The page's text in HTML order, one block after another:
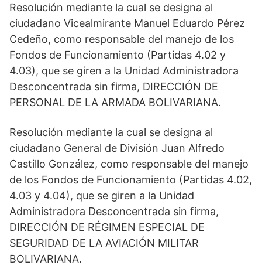
Resolución mediante la cual se designa al
ciudadano Vicealmirante Manuel Eduardo Pérez
Cedeño, como responsable del manejo de los
Fondos de Funcionamiento (Partidas 4.02 y
4.03), que se giren a la Unidad Administradora
Desconcentrada sin firma, DIRECCIÓN DE
PERSONAL DE LA ARMADA BOLIVARIANA.
Resolución mediante la cual se designa al
ciudadano General de División Juan Alfredo
Castillo González, como responsable del manejo
de los Fondos de Funcionamiento (Partidas 4.02,
4.03 y 4.04), que se giren a la Unidad
Administradora Desconcentrada sin firma,
DIRECCIÓN DE RÉGIMEN ESPECIAL DE
SEGURIDAD DE LA AVIACIÓN MILITAR
BOLIVARIANA.